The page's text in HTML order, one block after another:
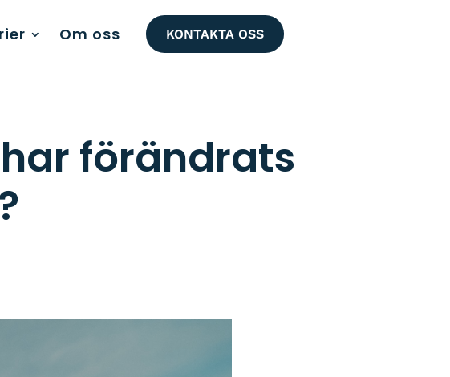
Om oss KONTAKTA OSS
förändrats